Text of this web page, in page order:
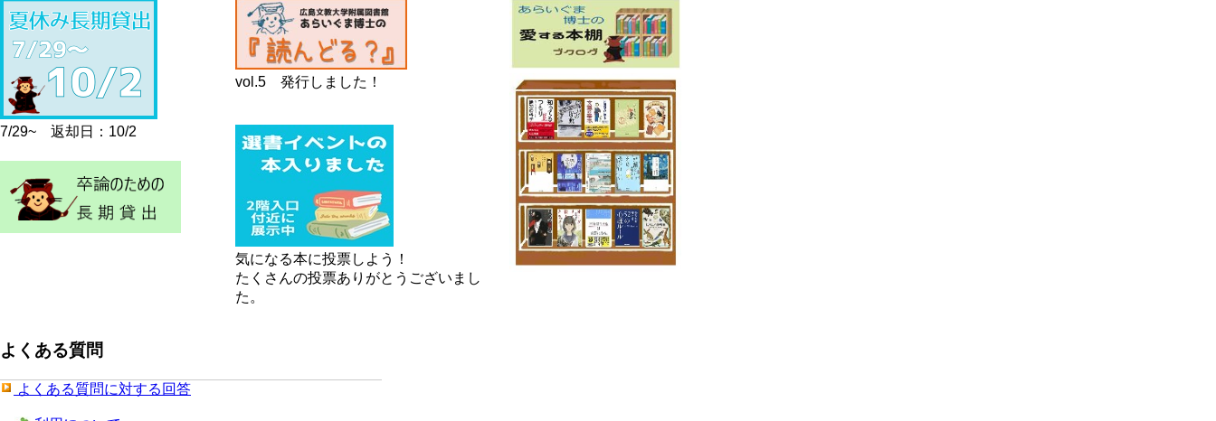
ジ
7/29~ 返却日：10/2
vol.5 発行しました！
気になる本に投票しよう！
たくさんの投票ありがとうございまし
た。
よくある質問
よくある質問に対する回答